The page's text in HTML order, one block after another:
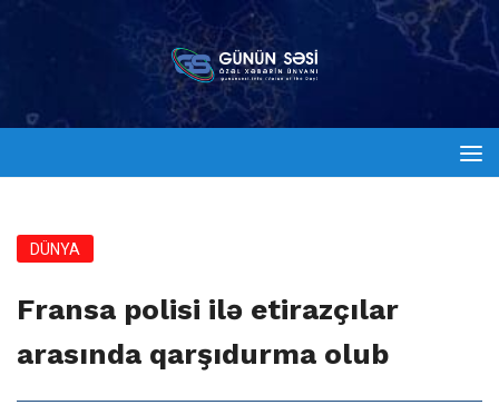
DÜNYA
Fransa polisi ilə etirazçılar
arasında qarşıdurma olub